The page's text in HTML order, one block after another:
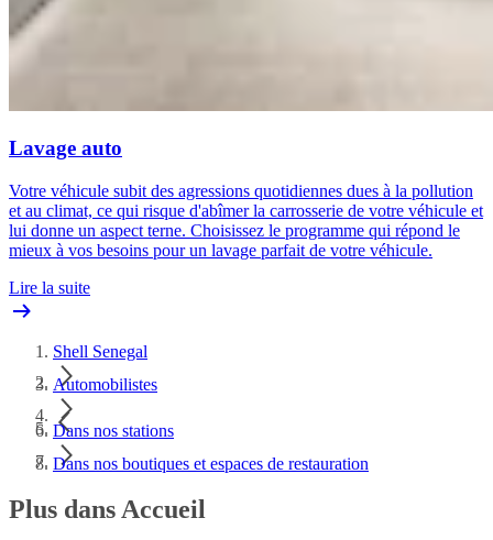
Lavage auto
Votre véhicule subit des agressions quotidiennes dues à la pollution
et au climat, ce qui risque d'abîmer la carrosserie de votre véhicule et
lui donne un aspect terne. Choisissez le programme qui répond le
mieux à vos besoins pour un lavage parfait de votre véhicule.
Lire la suite
Shell Senegal
Automobilistes
Dans nos stations
Dans nos boutiques et espaces de restauration
Plus dans Accueil